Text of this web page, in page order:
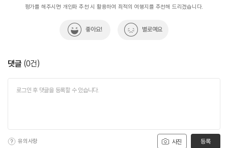
평가를 해주시면 개인화 추천 시 활용하여 최적의 여행지를 추천해 드리겠습니다.
좋아요! 별로예요
댓글 (0건)
사진
유의사항 등록